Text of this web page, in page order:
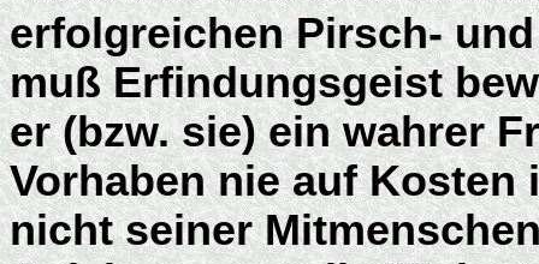
erfolgreichen Pirsch-
muß Erfindungsgeist
er (bzw. sie) ein wahrer
Vorhaben nie auf
nicht seiner